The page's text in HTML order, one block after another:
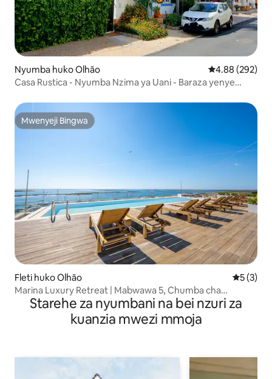
Nyumba huko Olhão Ukadiriaji wa
4.88 (292)
Casa Rustica - Nyumba Nzima ya Uani - Baraza yenye
Mwenyeji Bingwa
Mwenyeji Bingwa
Fleti huko Olhão
5 (3)
Marina Luxury Retreat | Mabwawa 5, Chumba cha
Mazoezi | Mwonekano wa Bahari
Starehe za nyumbani na bei nzuri za
kuanzia mwezi mmoja